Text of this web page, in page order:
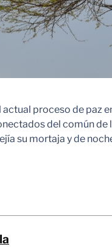
proceso de
del común
su mortaja y de